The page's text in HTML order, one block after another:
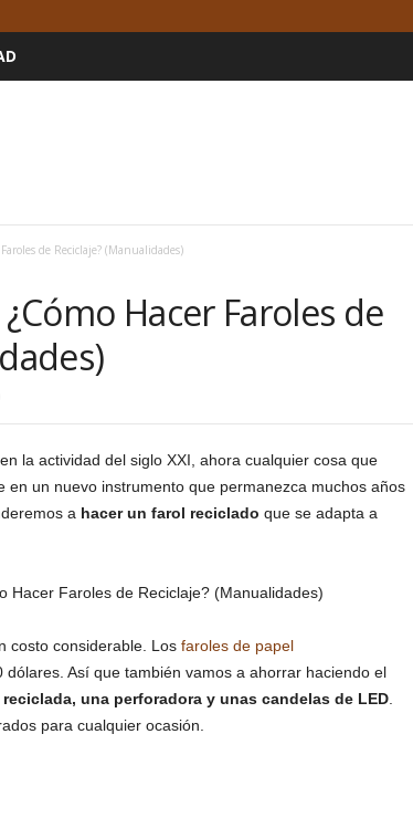
de Reciclaje? (Manualidades)
Hacer Faroles de
la actividad del siglo XXI, ahora cualquier cosa que
un nuevo instrumento que permanezca muchos años
a hacer un farol reciclado que se adapta a
costo considerable. Los faroles de papel
Así que también vamos a ahorrar haciendo el
una perforadora y unas candelas de LED.
para cualquier ocasión.